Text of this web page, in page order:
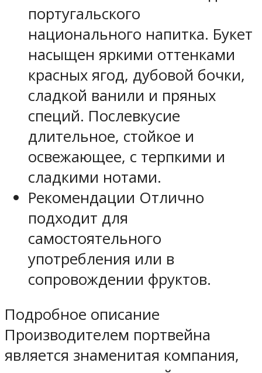
португальского
национального напитка. Букет
насыщен яркими оттенками
красных ягод, дубовой бочки,
сладкой ванили и пряных
специй. Послевкусие
длительное, стойкое и
освежающее, с терпкими и
сладкими нотами.
Рекомендации Отлично
подходит для
самостоятельного
употребления или в
сопровождении фруктов.
Подробное описание
Производителем портвейна
является знаменитая компания,